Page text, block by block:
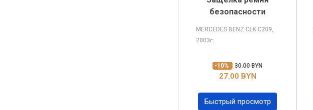
безопасности
MERCEDES BENZ CLK C209,
2003г.
-10% 30.00 BYN
27.00 BYN
Быстрый просмотр